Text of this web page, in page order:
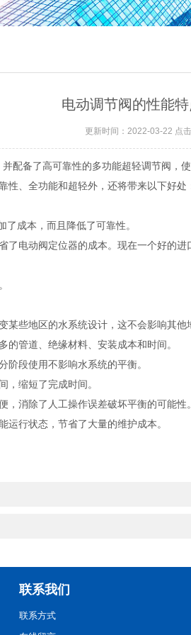
电动调节阀的性能特
更新时间：2022-03-22 点
备了高可靠性的多功能超轻调节阀，
性、全功能和超轻外，还将带来以下好处
成本，而且降低了可靠性。
电动阀定位器的成本。现在一个好的
地区的水系统设计，这不会影响其他
管道、绝缘材料、安装成本和时间。
段使用不影响水系统的平衡。
缩短了完成时间。
消除了人工操作误差破坏平衡的可能性。
行状态，节省了大量的维护成本。
联系我们
联系方式